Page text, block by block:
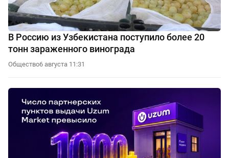
В Россию из Узбекистана поступило более 20
тонн зараженного винограда
Общество6 августа 11:31